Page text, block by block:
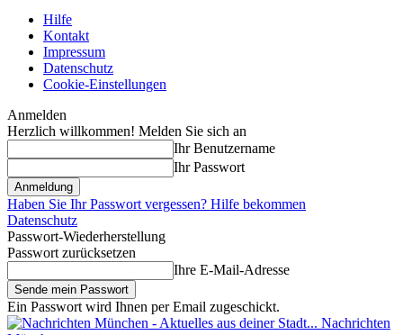
Hilfe
Kontakt
Impressum
Datenschutz
Cookie-Einstellungen
Anmelden
Herzlich willkommen! Melden Sie sich an
Ihr Benutzername
Ihr Passwort
Haben Sie Ihr Passwort vergessen? Hilfe bekommen
Datenschutz
Passwort-Wiederherstellung
Passwort zurücksetzen
Ihre E-Mail-Adresse
Ein Passwort wird Ihnen per Email zugeschickt.
Nachrichten